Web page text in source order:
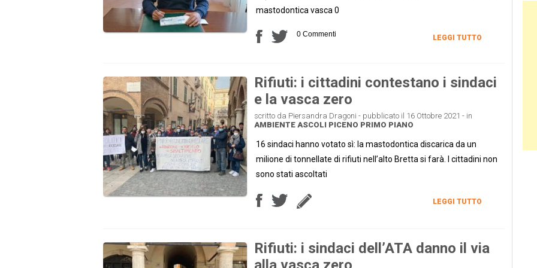
mastodontica vasca 0
0 Commenti LEGGI TUTTO
Rifiuti: i cittadini contestano i sindaci
e la vasca zero
scritto da Piersandra Dragoni - pubblicato il 16 Ottobre 2021 - in
AMBIENTE ASCOLI PICENO PRIMO PIANO
16 sindaci hanno votato sì: la mastodontica discarica da un
milione di tonnellate di rifiuti nell’alto Bretta si farà. I cittadini non
sono stati ascoltati
LEGGI TUTTO
Rifiuti: i sindaci dell’ATA danno il via